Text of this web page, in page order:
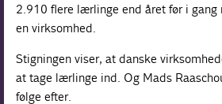
2.910 flere lærlinge end året før i gang
en virksomhed.
Stigningen viser, at danske
at tage lærlinge ind. Og Mads
følge efter.